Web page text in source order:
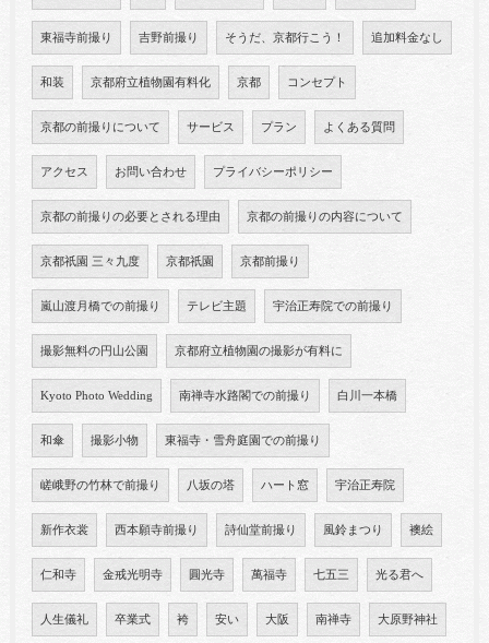
東福寺前撮り 吉野前撮り そうだ、京都行こう！ 追加料金なし
和装 京都府立植物園有料化 京都 コンセプト
京都の前撮りについて サービス プラン よくある質問
アクセス お問い合わせ プライバシーポリシー
京都の前撮りの必要とされる理由 京都の前撮りの内容について
京都祇園 三々九度 京都祇園 京都前撮り
嵐山渡月橋での前撮り テレビ主題 宇治正寿院での前撮り
撮影無料の円山公園 京都府立植物園の撮影が有料に
Kyoto Photo Wedding 南禅寺水路閣での前撮り 白川一本橋
和傘 撮影小物 東福寺・雪舟庭園での前撮り
嵯峨野の竹林で前撮り 八坂の塔 ハート窓 宇治正寿院
新作衣裳 西本願寺前撮り 詩仙堂前撮り 風鈴まつり 襖絵
仁和寺 金戒光明寺 圓光寺 萬福寺 七五三 光る君へ
人生儀礼 卒業式 袴 安い 大阪 南禅寺 大原野神社